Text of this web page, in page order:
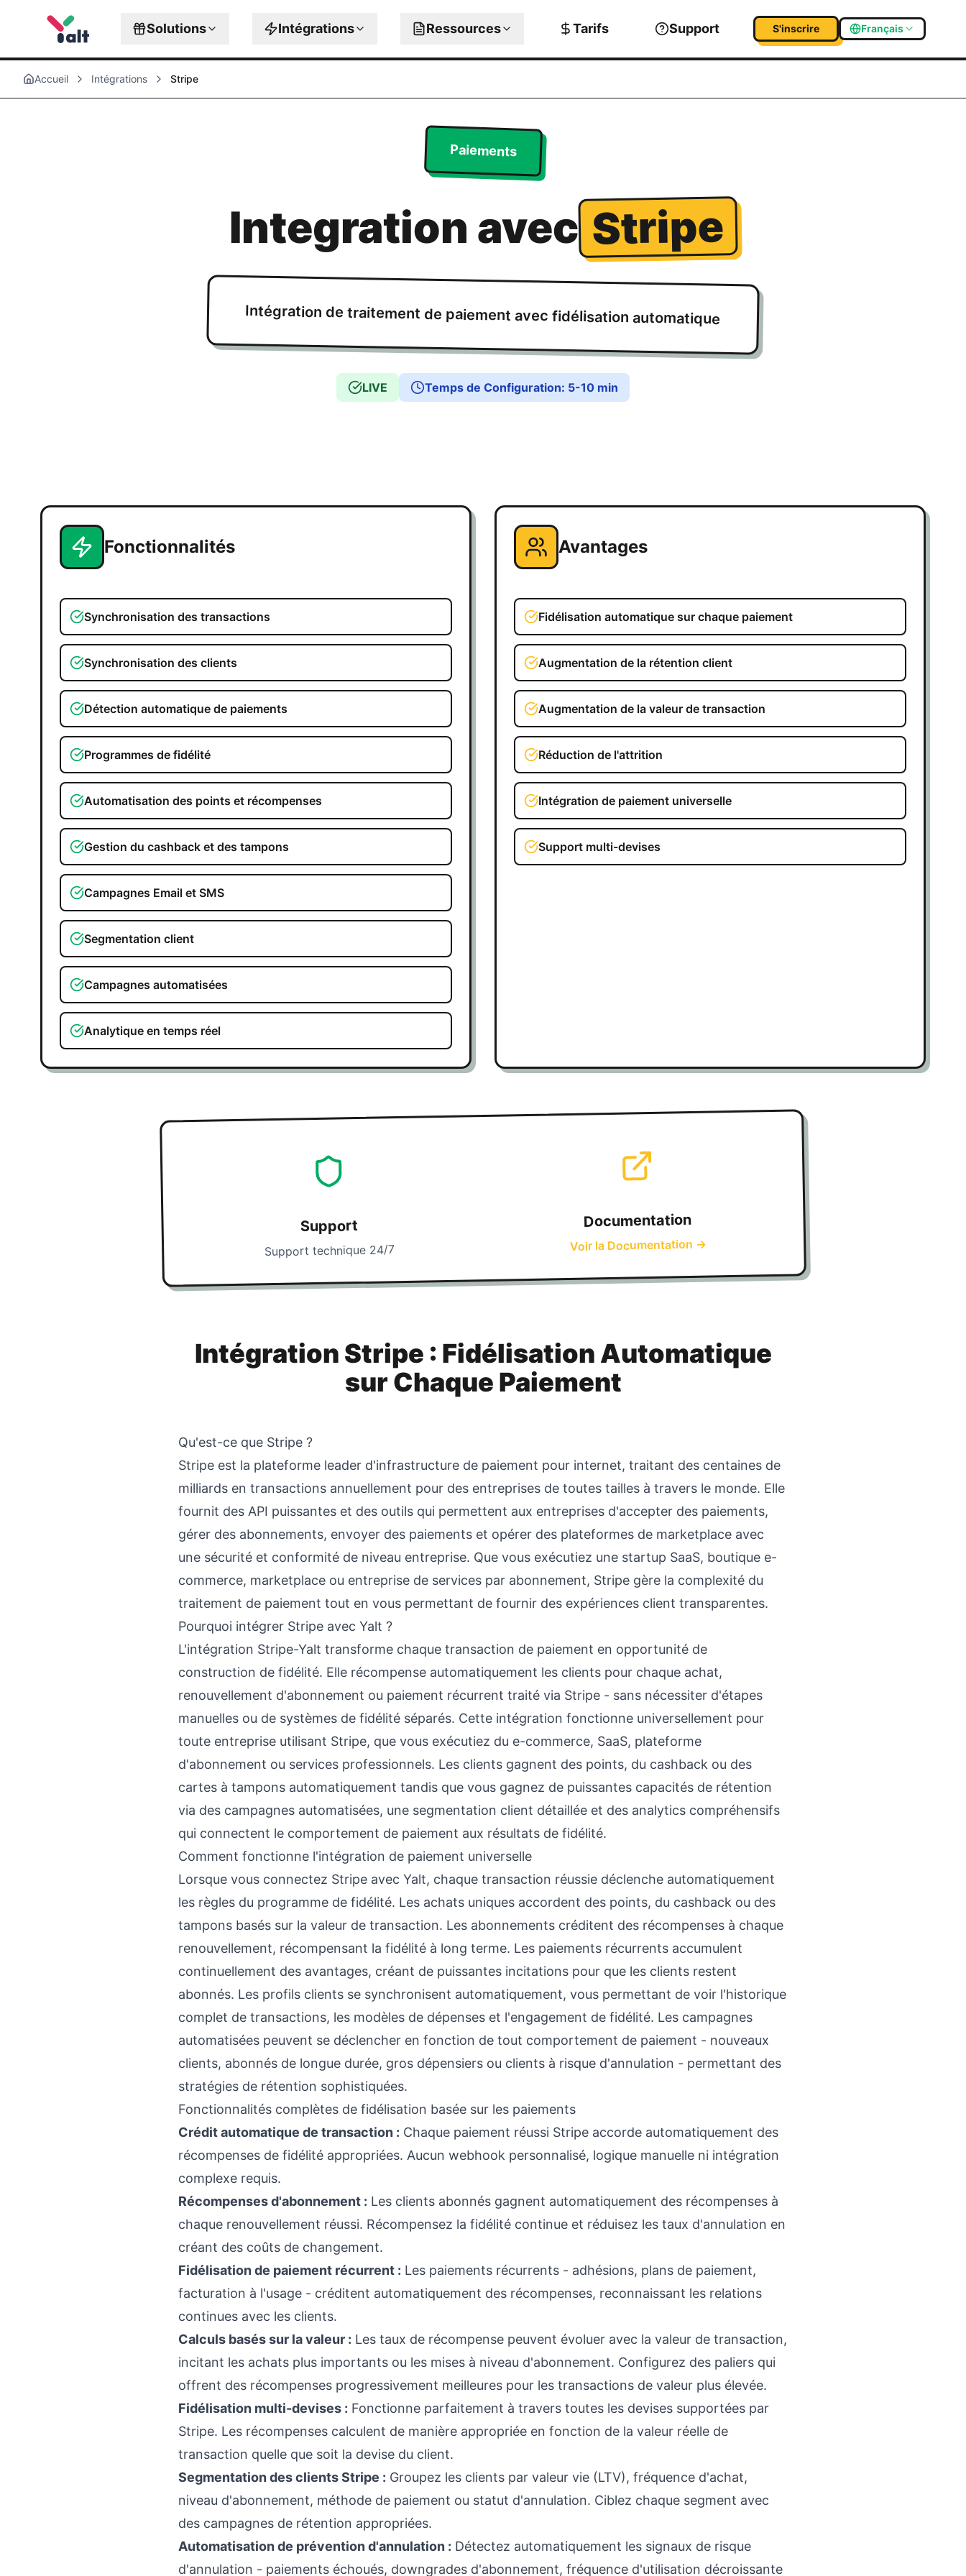
Solutions Intégrations Ressources Tarifs Support S'inscrire Français
Accueil Intégrations Stripe
Paiements
Integration avec Stripe
Intégration de traitement de paiement avec fidélisation automatique
LIVE Temps de Configuration: 5-10 min
Fonctionnalités
Synchronisation des transactions
Synchronisation des clients
Détection automatique de paiements
Programmes de fidélité
Automatisation des points et récompenses
Gestion du cashback et des tampons
Campagnes Email et SMS
Segmentation client
Campagnes automatisées
Analytique en temps réel
Avantages
Fidélisation automatique sur chaque paiement
Augmentation de la rétention client
Augmentation de la valeur de transaction
Réduction de l'attrition
Intégration de paiement universelle
Support multi-devises
Support
Support technique 24/7
Documentation
Voir la Documentation →
Intégration Stripe : Fidélisation Automatique
sur Chaque Paiement
Qu'est-ce que Stripe ?
Stripe est la plateforme leader d'infrastructure de paiement pour internet, traitant des centaines de
milliards en transactions annuellement pour des entreprises de toutes tailles à travers le monde. Elle
fournit des API puissantes et des outils qui permettent aux entreprises d'accepter des paiements,
gérer des abonnements, envoyer des paiements et opérer des plateformes de marketplace avec
une sécurité et conformité de niveau entreprise. Que vous exécutiez une startup SaaS, boutique e-
commerce, marketplace ou entreprise de services par abonnement, Stripe gère la complexité du
traitement de paiement tout en vous permettant de fournir des expériences client transparentes.
Pourquoi intégrer Stripe avec Yalt ?
L'intégration Stripe-Yalt transforme chaque transaction de paiement en opportunité de
construction de fidélité. Elle récompense automatiquement les clients pour chaque achat,
renouvellement d'abonnement ou paiement récurrent traité via Stripe - sans nécessiter d'étapes
manuelles ou de systèmes de fidélité séparés. Cette intégration fonctionne universellement pour
toute entreprise utilisant Stripe, que vous exécutiez du e-commerce, SaaS, plateforme
d'abonnement ou services professionnels. Les clients gagnent des points, du cashback ou des
cartes à tampons automatiquement tandis que vous gagnez de puissantes capacités de rétention
via des campagnes automatisées, une segmentation client détaillée et des analytics compréhensifs
qui connectent le comportement de paiement aux résultats de fidélité.
Comment fonctionne l'intégration de paiement universelle
Lorsque vous connectez Stripe avec Yalt, chaque transaction réussie déclenche automatiquement
les règles du programme de fidélité. Les achats uniques accordent des points, du cashback ou des
tampons basés sur la valeur de transaction. Les abonnements créditent des récompenses à chaque
renouvellement, récompensant la fidélité à long terme. Les paiements récurrents accumulent
continuellement des avantages, créant de puissantes incitations pour que les clients restent
abonnés. Les profils clients se synchronisent automatiquement, vous permettant de voir l'historique
complet de transactions, les modèles de dépenses et l'engagement de fidélité. Les campagnes
automatisées peuvent se déclencher en fonction de tout comportement de paiement - nouveaux
clients, abonnés de longue durée, gros dépensiers ou clients à risque d'annulation - permettant des
stratégies de rétention sophistiquées.
Fonctionnalités complètes de fidélisation basée sur les paiements
Crédit automatique de transaction : Chaque paiement réussi Stripe accorde automatiquement des
récompenses de fidélité appropriées. Aucun webhook personnalisé, logique manuelle ni intégration
complexe requis.
Récompenses d'abonnement : Les clients abonnés gagnent automatiquement des récompenses à
chaque renouvellement réussi. Récompensez la fidélité continue et réduisez les taux d'annulation en
créant des coûts de changement.
Fidélisation de paiement récurrent : Les paiements récurrents - adhésions, plans de paiement,
facturation à l'usage - créditent automatiquement des récompenses, reconnaissant les relations
continues avec les clients.
Calculs basés sur la valeur : Les taux de récompense peuvent évoluer avec la valeur de transaction,
incitant les achats plus importants ou les mises à niveau d'abonnement. Configurez des paliers qui
offrent des récompenses progressivement meilleures pour les transactions de valeur plus élevée.
Fidélisation multi-devises : Fonctionne parfaitement à travers toutes les devises supportées par
Stripe. Les récompenses calculent de manière appropriée en fonction de la valeur réelle de
transaction quelle que soit la devise du client.
Segmentation des clients Stripe : Groupez les clients par valeur vie (LTV), fréquence d'achat,
niveau d'abonnement, méthode de paiement ou statut d'annulation. Ciblez chaque segment avec
des campagnes de rétention appropriées.
Automatisation de prévention d'annulation : Détectez automatiquement les signaux de risque
d'annulation - paiements échoués, downgrades d'abonnement, fréquence d'utilisation décroissante